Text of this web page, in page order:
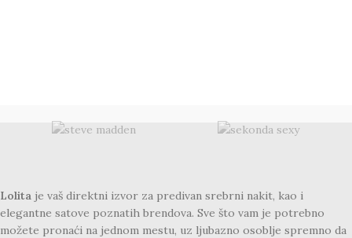
Lolita je vaš direktni izvor za predivan srebrni nakit, kao i
elegantne satove poznatih brendova. Sve što vam je potrebno
možete pronaći na jednom mestu, uz ljubazno osoblje spremno da